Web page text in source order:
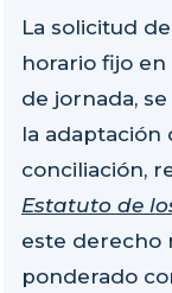
La solicitud
horario fijo
de jornada,
la adaptación
conciliación,
Estatuto de
este derecho
ponderado